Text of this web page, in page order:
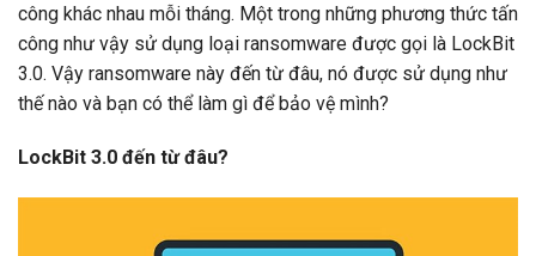
công khác nhau mỗi tháng. Một trong những phương thức tấn
công như vậy sử dụng loại ransomware được gọi là LockBit
3.0. Vậy ransomware này đến từ đâu, nó được sử dụng như
thế nào và bạn có thể làm gì để bảo vệ mình?
LockBit 3.0 đến từ đâu?